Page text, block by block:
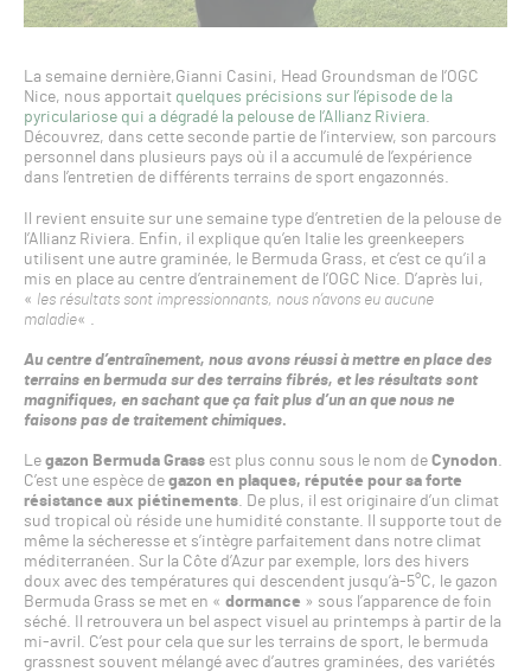
La semaine dernière,Gianni Casini, Head Groundsman de l’OGC
Nice, nous apportait quelques précisions sur l’épisode de la
pyriculariose qui a dégradé la pelouse de l’Allianz Riviera.
Découvrez, dans cette seconde partie de l’interview, son parcours
personnel dans plusieurs pays où il a accumulé de l’expérience
dans l’entretien de différents terrains de sport engazonnés.
Il revient ensuite sur une semaine type d’entretien de la pelouse de
l’Allianz Riviera. Enfin, il explique qu’en Italie les greenkeepers
utilisent une autre graminée, le Bermuda Grass, et c’est ce qu’il a
mis en place au centre d’entrainement de l’OGC Nice. D’après lui,
« les résultats sont impressionnants, nous n’avons eu aucune
maladie« .
Au centre d’entraînement, nous avons réussi à mettre en place des
terrains en bermuda sur des terrains fibrés, et les résultats sont
magnifiques, en sachant que ça fait plus d’un an que nous ne
faisons pas de traitement chimiques.
Le gazon Bermuda Grass est plus connu sous le nom de Cynodon.
C’est une espèce de gazon en plaques, réputée pour sa forte
résistance aux piétinements. De plus, il est originaire d’un climat
sud tropical où réside une humidité constante. Il supporte tout de
même la sécheresse et s’intègre parfaitement dans notre climat
méditerranéen. Sur la Côte d’Azur par exemple, lors des hivers
doux avec des températures qui descendent jusqu’à-5°C, le gazon
Bermuda Grass se met en « dormance » sous l’apparence de foin
séché. Il retrouvera un bel aspect visuel au printemps à partir de la
mi-avril. C’est pour cela que sur les terrains de sport, le bermuda
grassnest souvent mélangé avec d’autres graminées, des variétés